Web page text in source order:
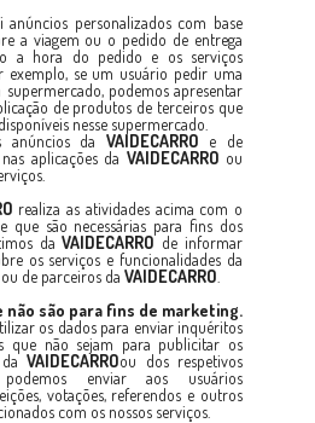
anúncios personalizados com base
a viagem ou o pedido de entrega
a hora do pedido e os serviços
exemplo, se um usuário pedir uma
podemos apresentar
de produtos de terceiros que
nesse supermercado.
anúncios da VAIDECARRO e de
aplicações da VAIDECARRO ou
realiza as atividades acima com o
que são necessárias para fins dos
daVAIDECARROde informar
os serviços e funcionalidades da
ou de parceiros da VAIDECARRO
não são para fins de marketing.
os dados para enviar inquéritos
que não sejam para publicitar os
VAIDECARROou dos respetivos
podemos enviar aos usuários
votações, referendos e outros
com os nossos serviços.